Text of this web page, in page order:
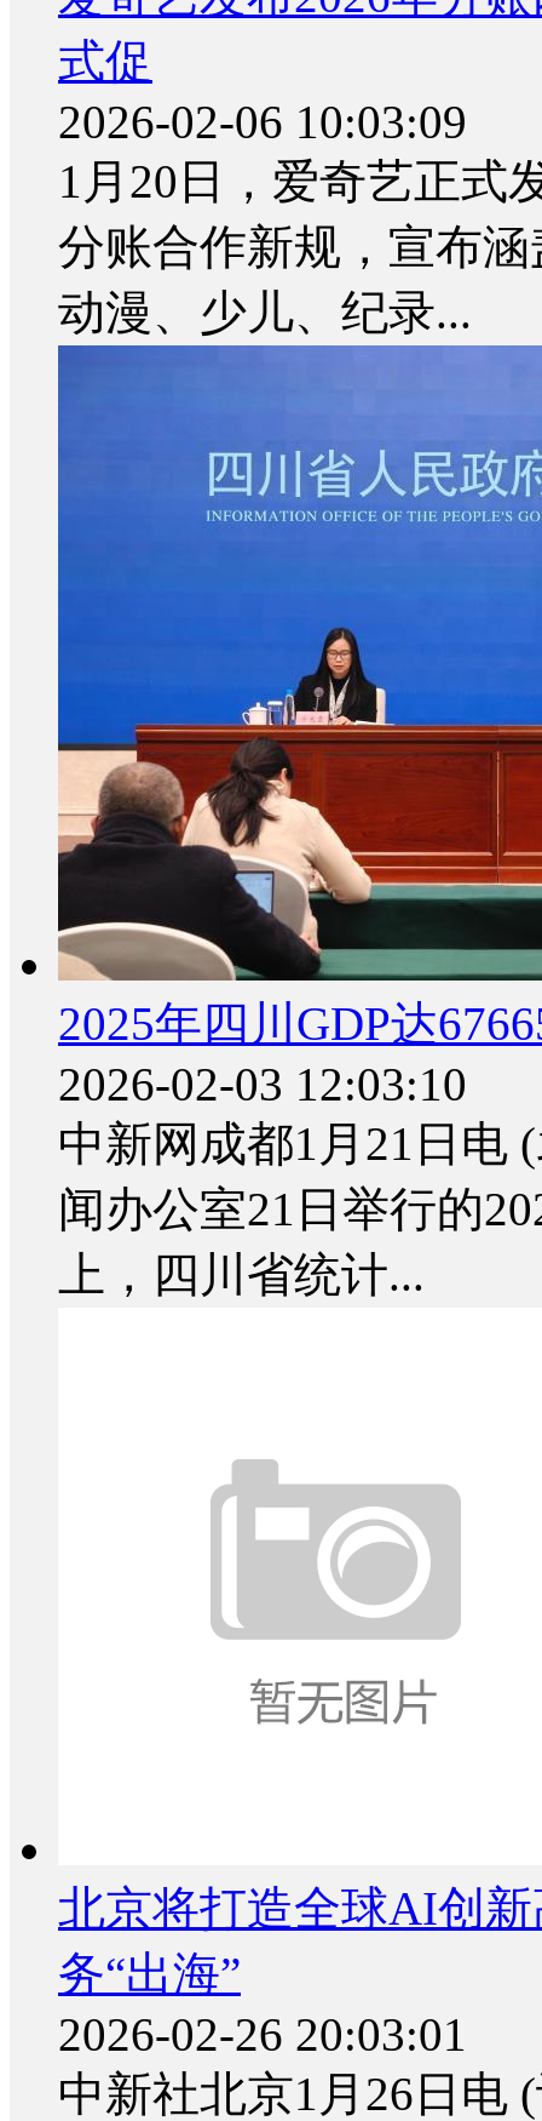
式促
2026-02-06 10:03:09
1月20日，爱奇艺正式
分账合作新规，宣布
动漫、少儿、纪录...
2025年四川GDP达
2026-02-03 12:03:10
中新网成都1月21日电
闻办公室21日举行的
上，四川省统计...
北京将打造全球AI创
务“出海”
2026-02-26 20:03:01
中新社北京1月26日电